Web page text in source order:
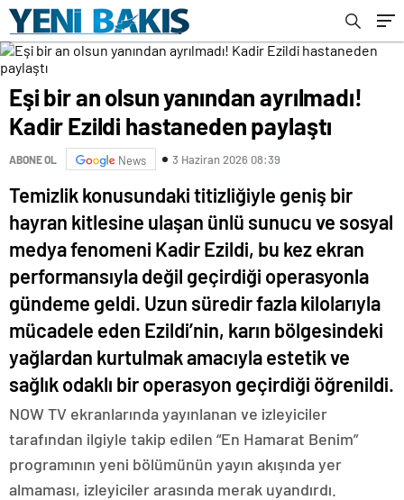
Eşi bir an olsun yanından ayrılmadı!
Kadir Ezildi hastaneden paylaştı
ABONE OL News 3 Haziran 2026 08:39
Temizlik konusundaki titizliğiyle geniş bir
hayran kitlesine ulaşan ünlü sunucu ve sosyal
medya fenomeni Kadir Ezildi, bu kez ekran
performansıyla değil geçirdiği operasyonla
gündeme geldi. Uzun süredir fazla kilolarıyla
mücadele eden Ezildi’nin, karın bölgesindeki
yağlardan kurtulmak amacıyla estetik ve
sağlık odaklı bir operasyon geçirdiği öğrenildi.
NOW TV ekranlarında yayınlanan ve izleyiciler
tarafından ilgiyle takip edilen “En Hamarat Benim”
programının yeni bölümünün yayın akışında yer
almaması, izleyiciler arasında merak uyandırdı.